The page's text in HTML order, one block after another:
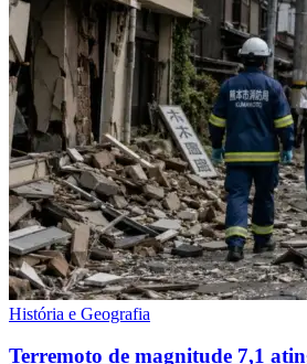
História e Geografia
Terremoto de magnitude 7,1